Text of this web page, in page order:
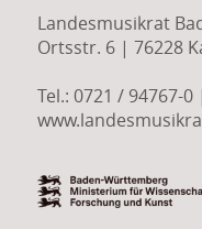
Landesmusikrat
Ortsstr. 6 | 76228
Tel.: 0721 / 94767-